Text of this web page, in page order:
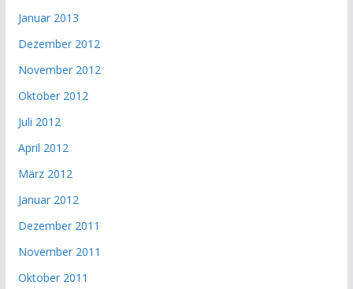
Januar 2013
Dezember 2012
November 2012
Oktober 2012
Juli 2012
April 2012
März 2012
Januar 2012
Dezember 2011
November 2011
Oktober 2011